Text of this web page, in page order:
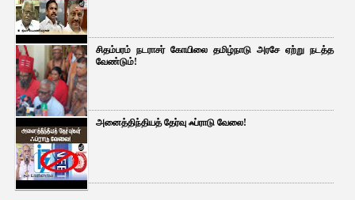
சிதம்பரம் நடராசர் கோயிலை தமிழ்நாடு அரசே ஏற்று நடத்த
வேண்டும்!
அனைத்திந்தியத் தேர்வு ஃப்ராடு வேலை!